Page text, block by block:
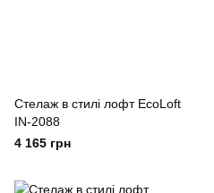
Стелаж в стилі лофт EcoLoft
IN-2088
4 165 грн